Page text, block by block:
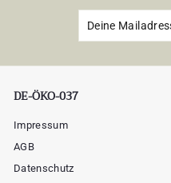
DE-ÖKO-037
Impressum
AGB
Datenschutz